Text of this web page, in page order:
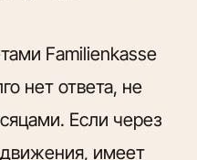
Familienkasse
нет ответа, не
Если через
имеет